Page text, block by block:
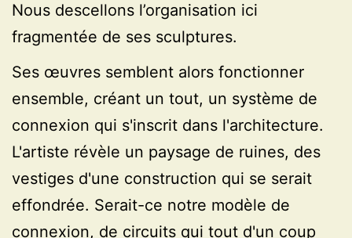
Nous descellons l’organisation ici
fragmentée de ses sculptures.
Ses œuvres semblent alors fonctionner
ensemble, créant un tout, un système de
connexion qui s'inscrit dans l'architecture.
L'artiste révèle un paysage de ruines, des
vestiges d'une construction qui se serait
effondrée. Serait-ce notre modèle de
connexion, de circuits qui tout d'un coup